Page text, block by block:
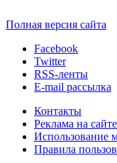
Полная версия сайта
Facebook
Twitter
RSS-ленты
E-mail рассылка
Контакты
Реклама на сайте
Использование
Правила